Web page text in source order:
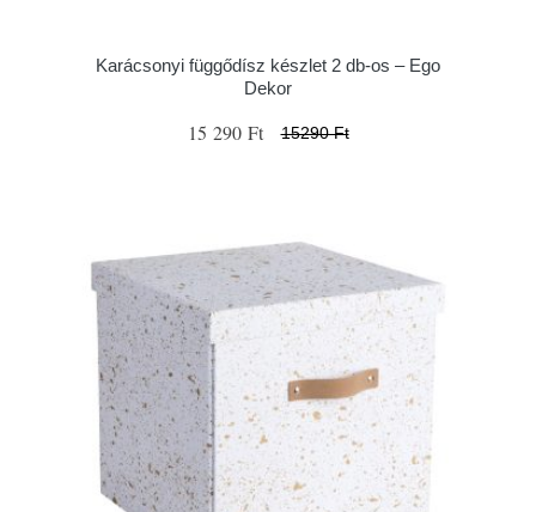
Karácsonyi függődísz készlet 2 db-os – Ego
Dekor
15 290 Ft 15290 Ft